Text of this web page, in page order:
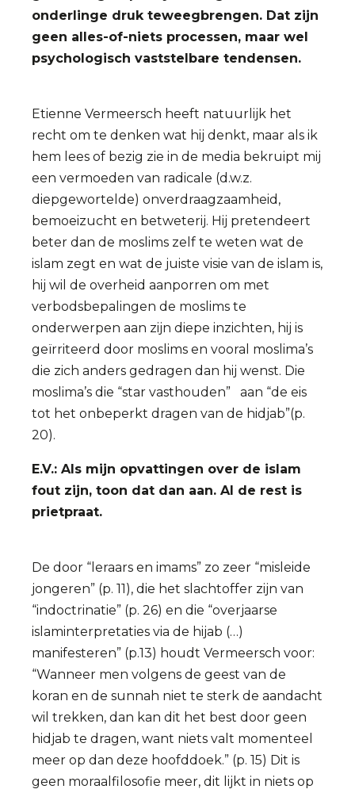
onderlinge druk teweegbrengen. Dat zijn
geen alles-of-niets processen, maar wel
psychologisch vaststelbare tendensen.
Etienne Vermeersch heeft natuurlijk het
recht om te denken wat hij denkt, maar als ik
hem lees of bezig zie in de media bekruipt mij
een vermoeden van radicale (d.w.z.
diepgewortelde) onverdraagzaamheid,
bemoeizucht en betweterij. Hij pretendeert
beter dan de moslims zelf te weten wat de
islam zegt en wat de juiste visie van de islam is,
hij wil de overheid aanporren om met
verbodsbepalingen de moslims te
onderwerpen aan zijn diepe inzichten, hij is
geïrriteerd door moslims en vooral moslima’s
die zich anders gedragen dan hij wenst. Die
moslima’s die “star vasthouden” aan “de eis
tot het onbeperkt dragen van de hidjab”(p.
20).
E.V.: Als mijn opvattingen over de islam
fout zijn, toon dat dan aan. Al de rest is
prietpraat.
De door “leraars en imams” zo zeer “misleide
jongeren” (p. 11), die het slachtoffer zijn van
“indoctrinatie” (p. 26) en die “overjaarse
islaminterpretaties via de hijab (…)
manifesteren” (p.13) houdt Vermeersch voor:
“Wanneer men volgens de geest van de
koran en de sunnah niet te sterk de aandacht
wil trekken, dan kan dit het best door geen
hidjab te dragen, want niets valt momenteel
meer op dan deze hoofddoek.” (p. 15) Dit is
geen moraalfilosofie meer, dit lijkt in niets op